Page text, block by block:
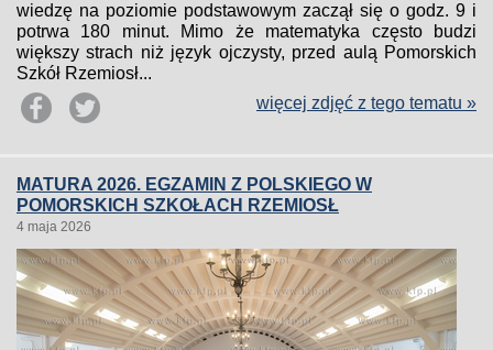
wiedzę na poziomie podstawowym zaczął się o godz. 9 i
potrwa 180 minut. Mimo że matematyka często budzi
większy strach niż język ojczysty, przed aulą Pomorskich
Szkół Rzemiosł...
więcej zdjęć z tego tematu »
MATURA 2026. EGZAMIN Z POLSKIEGO W
POMORSKICH SZKOŁACH RZEMIOSŁ
4 maja 2026